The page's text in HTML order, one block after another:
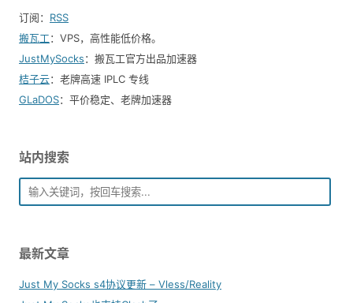
订阅： RSS
搬瓦工：VPS，高性能低价格。️
JustMySocks：搬瓦工官方出品加速器
桔子云：老牌高速 IPLC 专线
GLaDOS：平价稳定、老牌加速器
站内搜索
最新文章
Just My Socks s4协议更新 – Vless/Reality